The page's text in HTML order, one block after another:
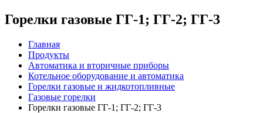
Горелки газовые ГГ-1; ГГ-2; ГГ-3
Главная
Продукты
Автоматика и вторичные приборы
Котельное оборудование и автоматика
Горелки газовые и жидкотопливные
Газовые горелки
Горелки газовые ГГ-1; ГГ-2; ГГ-3